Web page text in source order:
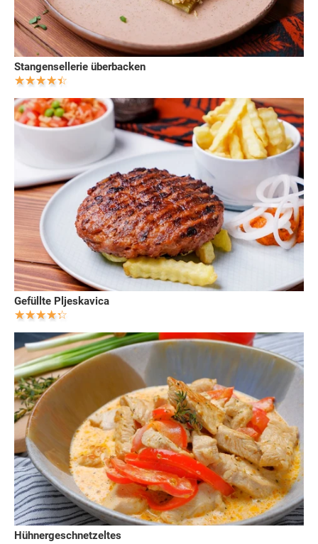
Stangensellerie überbacken
Gefüllte Pljeskavica
Hühnergeschnetzeltes